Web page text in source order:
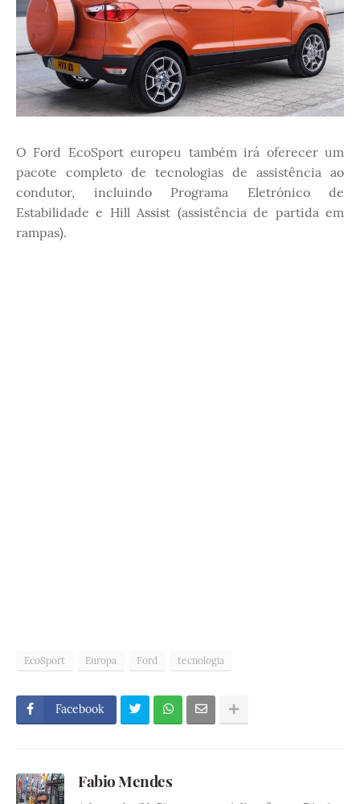
O Ford EcoSport europeu também irá oferecer um
pacote completo de tecnologias de assistência ao
condutor, incluindo Programa Eletrónico de
Estabilidade e Hill Assist (assistência de partida em
rampas).
EcoSport Europa Ford tecnologia
Facebook
Fabio Mendes